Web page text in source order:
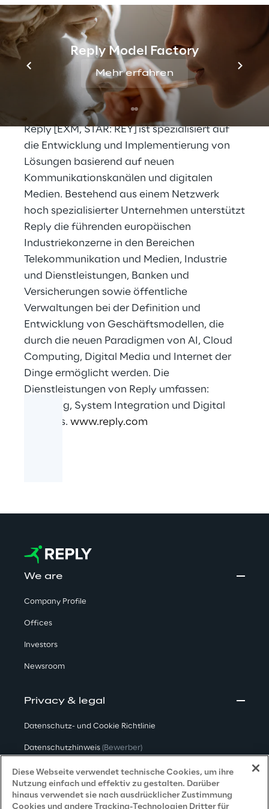
Reply Model Factory
Mehr erfahren
Diese Pressemitteilung ist eine Übersetzung,
die italienische Version hat Vorrang.
Reply [EXM, STAR: REY] ist spezialisiert auf
die Entwicklung und Implementierung von
Lösungen basierend auf neuen
Kommunikationskanälen und digitalen
Medien. Bestehend aus einem Netzwerk
hoch spezialisierter Unternehmen unterstützt
Reply die führenden europäischen
Industriekonzerne in den Bereichen
Telekommunikation und Medien, Industrie
und Dienstleistungen, Banken und
Versicherungen sowie öffentliche
Verwaltungen bei der Definition und
Entwicklung von Geschäftsmodellen, die
durch die neuen Paradigmen von AI, Cloud
Computing, Digital Media und Internet der
Dinge ermöglicht werden. Die
Dienstleistungen von Reply umfassen:
Beratung, System Integration und Digital
Services. www.reply.com
We are
Company Profile
Offices
Investors
Newsroom
Privacy & legal
Datenschutz- und Cookie Richtlinie
Datenschutzhinweis (Bewerber)
Datenschutzhinweis(Kunden)
Datenschutzhinweis (Dienstleister)
Diese Webseite verwendet technische Cookies, um ihre
Nutzung einfach und effektiv zu gestalten. Darüber
hinaus verwendet sie nach ausdrücklicher Zustimmung
Cookies und andere Tracking-Technologien Dritter für